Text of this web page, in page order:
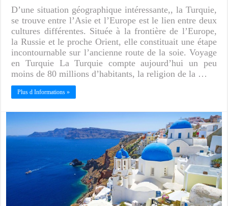
D’une situation géographique intéressante,, la Turquie,
se trouve entre l’Asie et l’Europe est le lien entre deux
cultures différentes. Située à la frontière de l’Europe,
la Russie et le proche Orient, elle constituait une étape
incontournable sur l’ancienne route de la soie. Voyage
en Turquie La Turquie compte aujourd’hui un peu
moins de 80 millions d’habitants, la religion de la …
Plus d Informations »